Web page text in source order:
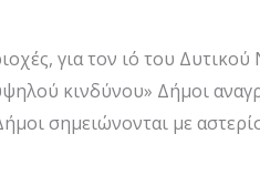
για τον ιό του Δυτικού
κινδύνου» Δήμοι
σημειώνονται με